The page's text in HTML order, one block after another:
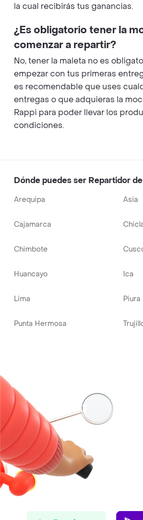
la cual recibirás tus ganancias.
¿Es obligatorio tener la
comenzar a repartir?
No, tener la maleta no es
empezar con tus primeras
es recomendable que uses
entregas o que adquieras la
Rappi para poder llevar los
condiciones.
Dónde puedes ser Repartidor
Arequipa Asia
Cajamarca
Chimbote
Huancayo Ica
Lima Piura
Punta Hermosa